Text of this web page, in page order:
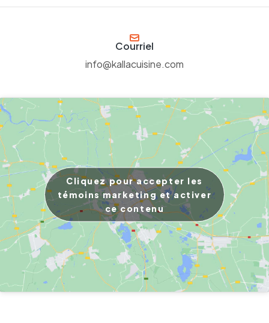
Courriel
info@kallacuisine.com
Cliquez pour accepter les
témoins marketing et activer
ce contenu